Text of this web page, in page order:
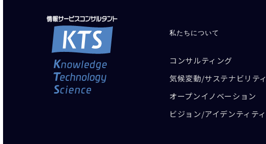
私たちについて
コンサルティング
気候変動/サステナビリティ
オープンイノベーション
ビジョン/アイデンティティ